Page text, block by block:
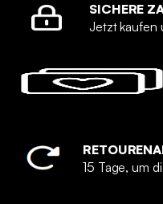
SICHERE
Jetzt kaufen
15 Tage, um